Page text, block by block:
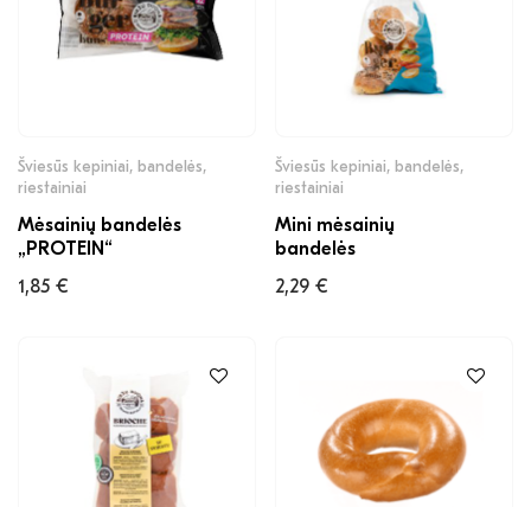
Šviesūs kepiniai, bandelės,
riestainiai
Mėsainių bandelės
„PROTEIN“
1,85 €
Šviesūs kepiniai, bandelės,
riestainiai
Mini mėsainių
bandelės
2,29 €